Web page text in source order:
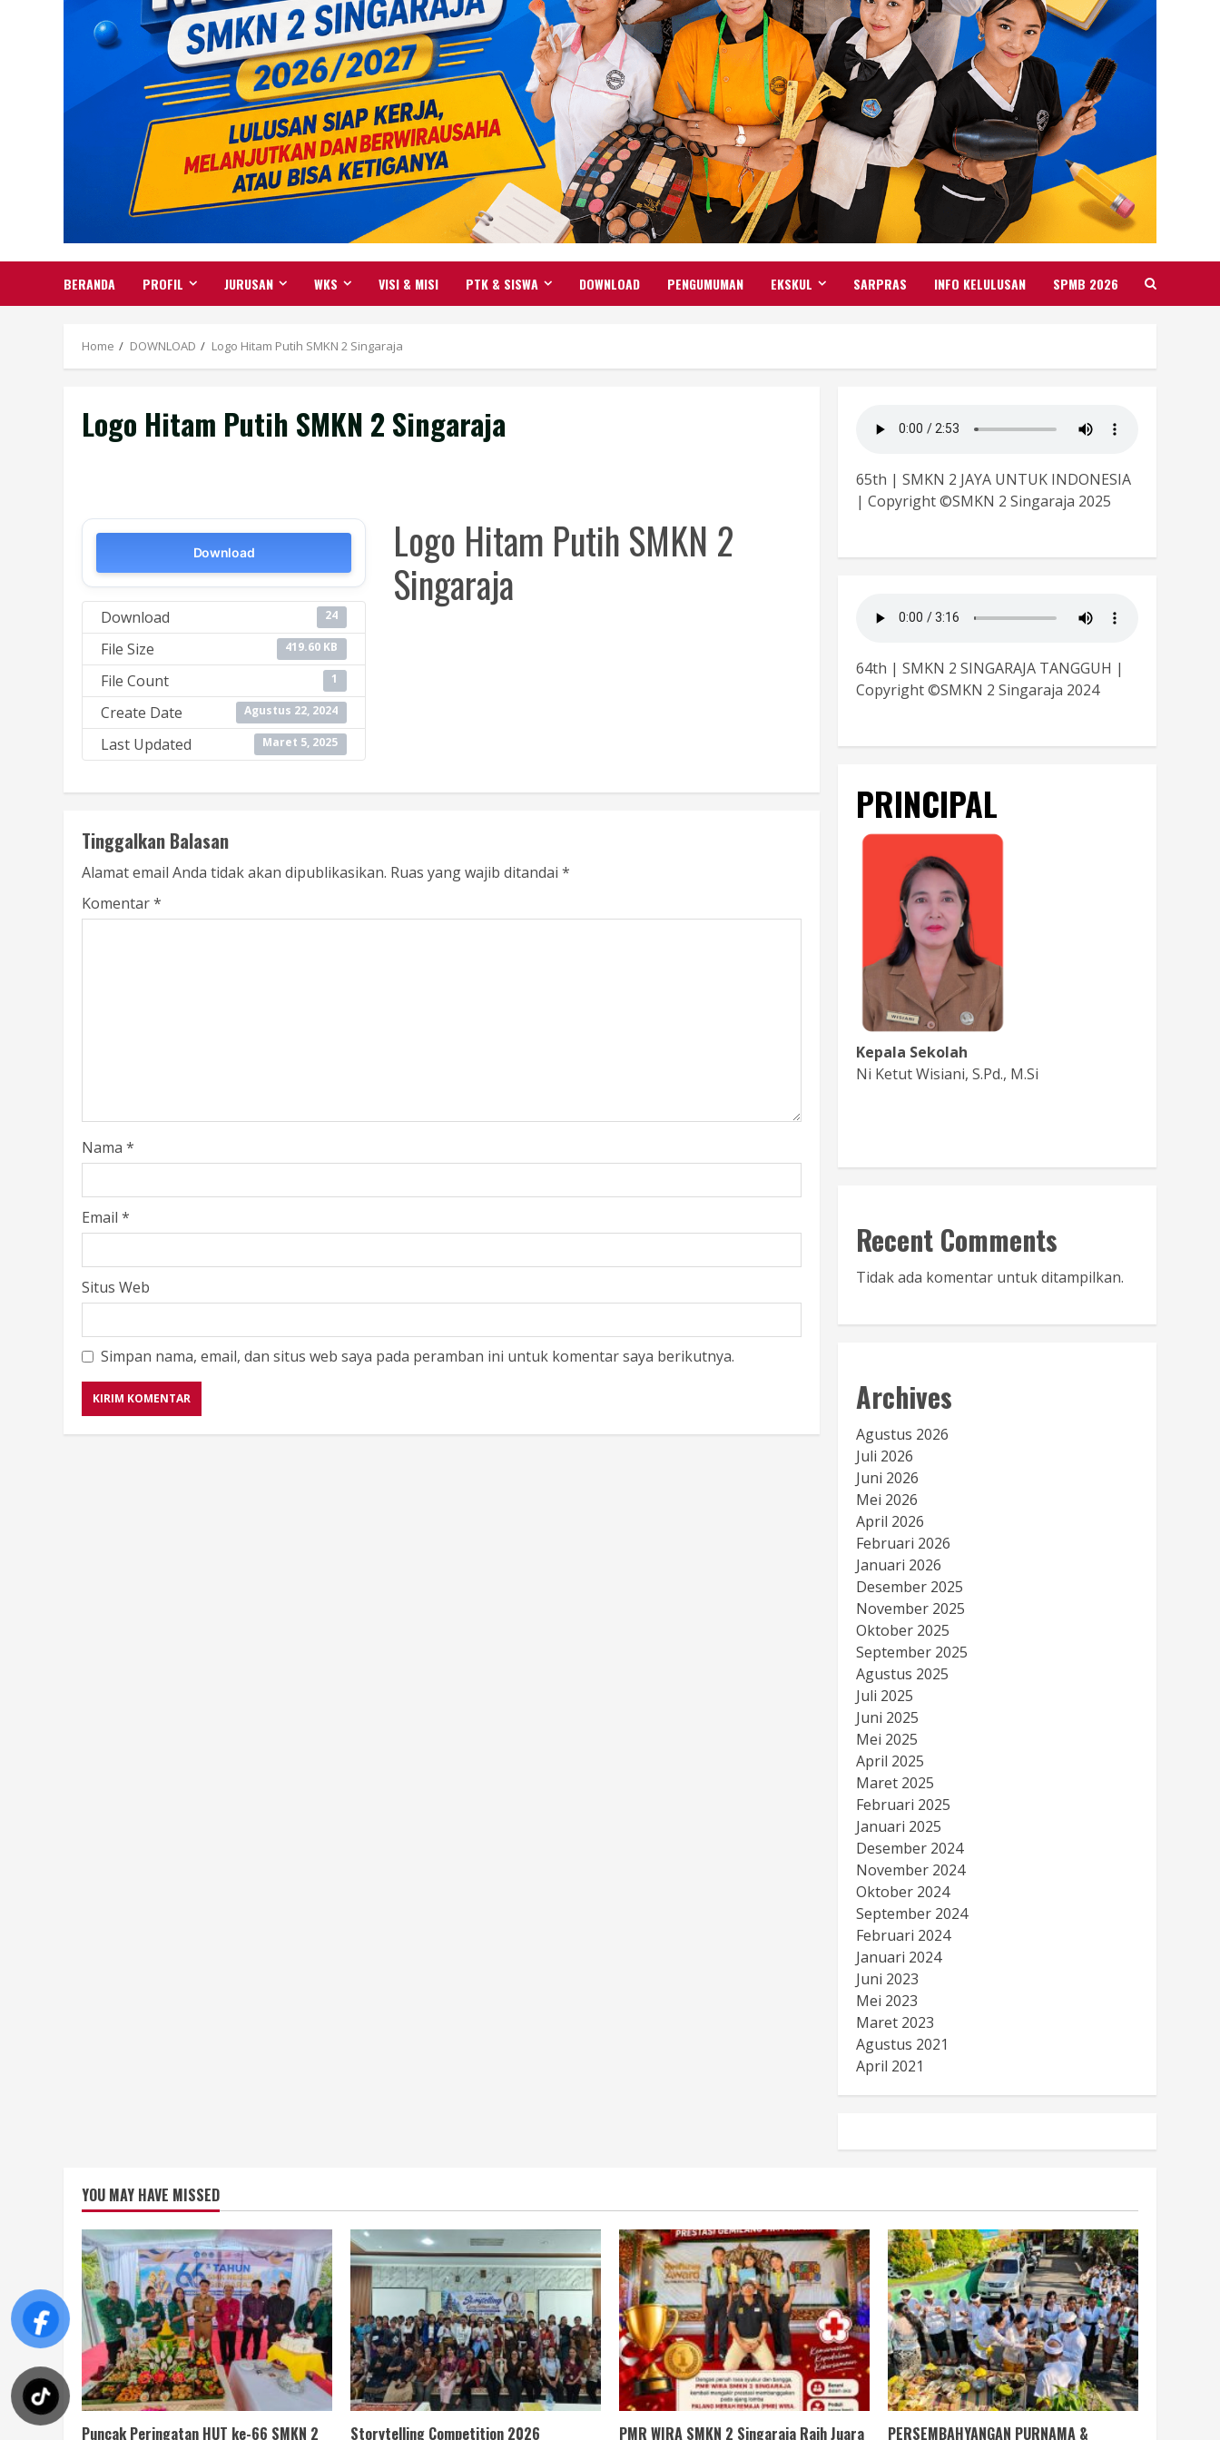
BERANDA PROFIL JURUSAN WKS VISI & MISI PTK & SISWA DOWNLOAD PENGUMUMAN EKSKUL SARPRAS INFO KELULUSAN SPMB 2026
Home DOWNLOAD Logo Hitam Putih SMKN 2 Singaraja
Logo Hitam Putih SMKN 2 Singaraja
Download
Download 24
File Size 419.60 KB
File Count 1
Create Date Agustus 22, 2024
Last Updated Maret 5, 2025
Logo Hitam Putih SMKN 2
Singaraja
Tinggalkan Balasan
Alamat email Anda tidak akan dipublikasikan. Ruas yang wajib ditandai *
Komentar*
Nama *
Email *
Situs Web
Simpan nama, email, dan situs web saya pada peramban ini untuk komentar saya berikutnya.
65th | SMKN 2 JAYA UNTUK INDONESIA
| Copyright ©SMKN 2 Singaraja 2025
64th | SMKN 2 SINGARAJA TANGGUH |
Copyright ©SMKN 2 Singaraja 2024
PRINCIPAL
Kepala Sekolah
Ni Ketut Wisiani, S.Pd., M.Si
Recent Comments
Tidak ada komentar untuk ditampilkan.
Archives
Agustus 2026
Juli 2026
Juni 2026
Mei 2026
April 2026
Februari 2026
Januari 2026
Desember 2025
November 2025
Oktober 2025
September 2025
Agustus 2025
Juli 2025
Juni 2025
Mei 2025
April 2025
Maret 2025
Februari 2025
Januari 2025
Desember 2024
November 2024
Oktober 2024
September 2024
Februari 2024
Januari 2024
Juni 2023
Mei 2023
Maret 2023
Agustus 2021
April 2021
YOU MAY HAVE MISSED
Puncak Peringatan HUT ke-66 SMKN 2 Storytelling Competition 2026 PMR WIRA SMKN 2 Singaraja Raih Juara PERSEMBAHYANGAN PURNAMA &